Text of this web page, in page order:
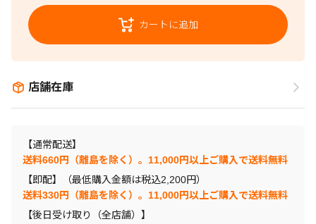
カートに追加
店舗在庫
【通常配送】
送料660円（離島を除く）。11,000円以上ご購入で送料無料
【即配】（最低購入金額は税込2,200円）
送料330円（離島を除く）。11,000円以上ご購入で送料無料
【後日受け取り（全店舗）】